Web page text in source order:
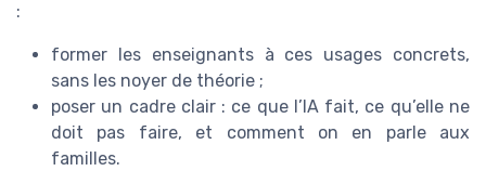
:
former les enseignants à ces usages concrets,
sans les noyer de théorie ;
poser un cadre clair : ce que l’IA fait, ce qu’elle ne
doit pas faire, et comment on en parle aux
familles.